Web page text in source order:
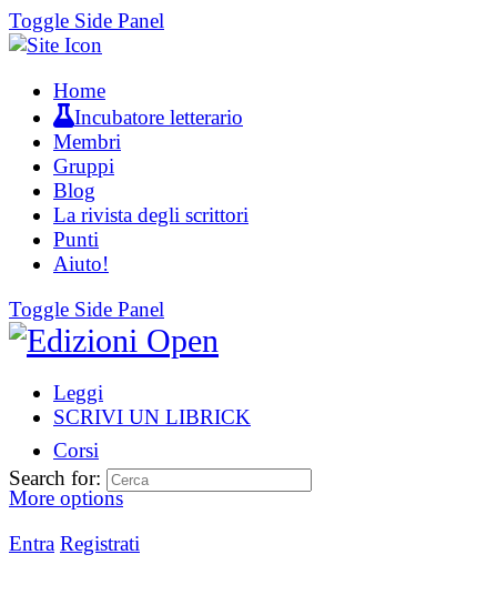
Toggle Side Panel
Home
Incubatore letterario
Membri
Gruppi
Blog
La rivista degli scrittori
Punti
Aiuto!
Toggle Side Panel
Leggi
SCRIVI UN LIBRICK
Corsi
More options
Entra Registrati
Search for: